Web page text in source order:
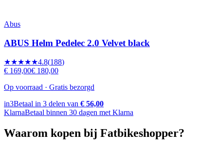
Abus
ABUS Helm Pedelec 2.0 Velvet black
★★★★★4.8(188)
€ 169,00€ 180,00
Op voorraad · Gratis bezorgd
in3Betaal in 3 delen van € 56,00
KlarnaBetaal binnen 30 dagen met Klarna
Waarom kopen bij Fatbikeshopper?